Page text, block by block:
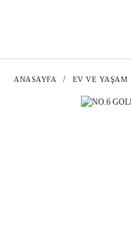
ANASAYFA EV VE YAŞAM